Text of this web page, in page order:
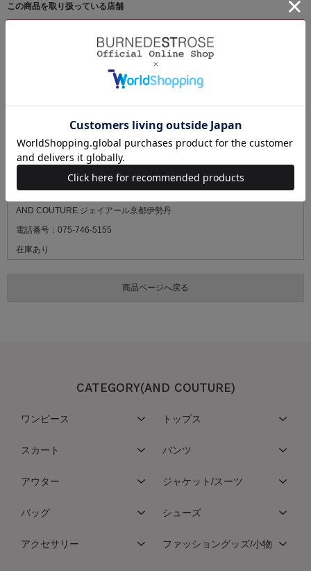
この商品を取り扱っている店舗
AND COUTURE ルミネ有楽町1
AND COUTURE ジェイアール名古屋タカシマヤ
電話番号：052-566-3632
AND COUTURE ジェイアール京都伊勢丹
電話番号：075-746-5155
在庫あり
CATEGORY(AND COUTURE)
ワンピース トップス
スカート パンツ
アウター ジャケット/スーツ
バッグ シューズ
アクセサリー ファッショングッズ/小物